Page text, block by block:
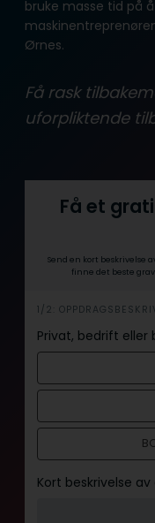
bruke masse tid på
Ørnes.
Få rask
uforpliktende
Få et
Send en kort beskrivelse
finne det beste
i
n
n
o
d
1/2:
Privat, bedrift
Kort beskrivelse